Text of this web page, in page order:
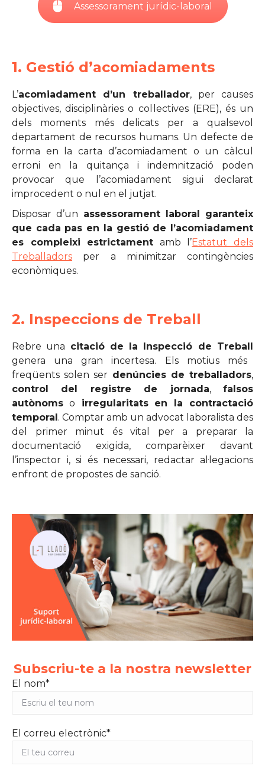
Assessorament jurídic-laboral
1. Gestió d’acomiadaments
L’acomiadament d’un treballador, per causes
objectives, disciplinàries o col·lectives (ERE), és un
dels moments més delicats per a qualsevol
departament de recursos humans. Un defecte de
forma en la carta d’acomiadament o un càlcul
erroni en la quitança i indemnització poden
provocar que l’acomiadament sigui declarat
improcedent o nul en el jutjat.
Disposar d’un assessorament laboral garanteix
que cada pas en la gestió de l’acomiadament
es compleixi estrictament amb l’Estatut dels
Treballadors per a minimitzar contingències
econòmiques.
2. Inspeccions de Treball
Rebre una citació de la Inspecció de Treball
genera una gran incertesa. Els motius més
freqüents solen ser denúncies de treballadors,
control del registre de jornada,falsos
autònoms o irregularitats en la contractació
temporal. Comptar amb un advocat laboralista des
del primer minut és vital per a preparar la
documentació exigida, comparèixer davant
l’inspector i, si és necessari, redactar al·legacions
enfront de propostes de sanció.
Subscriu-te a la nostra newsletter
El nom*
El correu electrònic*